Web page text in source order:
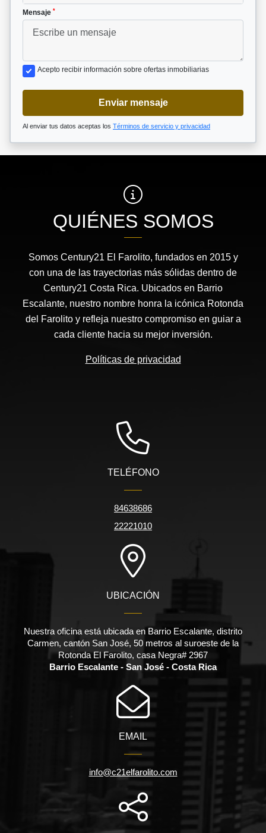
Mensaje *
Acepto recibir información sobre ofertas inmobiliarias
Enviar mensaje
Al enviar tus datos aceptas los Términos de servicio y privacidad
QUIÉNES SOMOS
Somos Century21 El Farolito, fundados en 2015 y
con una de las trayectorias más sólidas dentro de
Century21 Costa Rica. Ubicados en Barrio
Escalante, nuestro nombre honra la icónica Rotonda
del Farolito y refleja nuestro compromiso en guiar a
cada cliente hacia su mejor inversión.
Políticas de privacidad
TELÉFONO
84638686
22221010
UBICACIÓN
Nuestra oficina está ubicada en Barrio Escalante, distrito
Carmen, cantón San José, 50 metros al suroeste de la
Rotonda El Farolito, casa Negra# 2967
Barrio Escalante - San José - Costa Rica
EMAIL
info@c21elfarolito.com